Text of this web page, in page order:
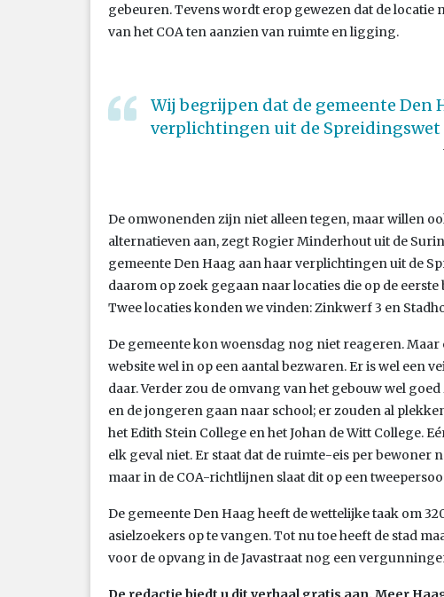
gebeuren. Tevens wordt erop gewezen dat de locatie
van het COA ten aanzien van ruimte en ligging.
Wij begrijpen dat de gemeente Den
verplichtingen uit de Spreidingswet
De omwonenden zijn niet alleen tegen, maar willen
alternatieven aan, zegt Rogier Minderhout uit de
gemeente Den Haag aan haar verplichtingen uit de
daarom op zoek gegaan naar locaties die op de
Twee locaties konden we vinden: Zinkwerf 3 en
De gemeente kon woensdag nog niet reageren.
website wel in op een aantal bezwaren. Er is wel een
daar. Verder zou de omvang van het gebouw wel
en de jongeren gaan naar school; er zouden al
het Edith Stein College en het Johan de Witt College.
elk geval niet. Er staat dat de ruimte-eis per bewoner
maar in de COA-richtlijnen slaat dit op een
De gemeente Den Haag heeft de wettelijke taak om
asielzoekers op te vangen. Tot nu toe heeft de stad
voor de opvang in de Javastraat nog een